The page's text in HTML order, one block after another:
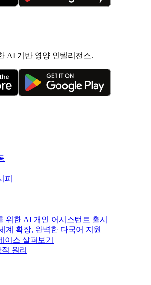
AI 기반 영양 인텔리전스.
피
위한 AI 개인 어시스턴트 출시
계 확장, 완벽한 다국어 지원
이스 살펴보기
원리